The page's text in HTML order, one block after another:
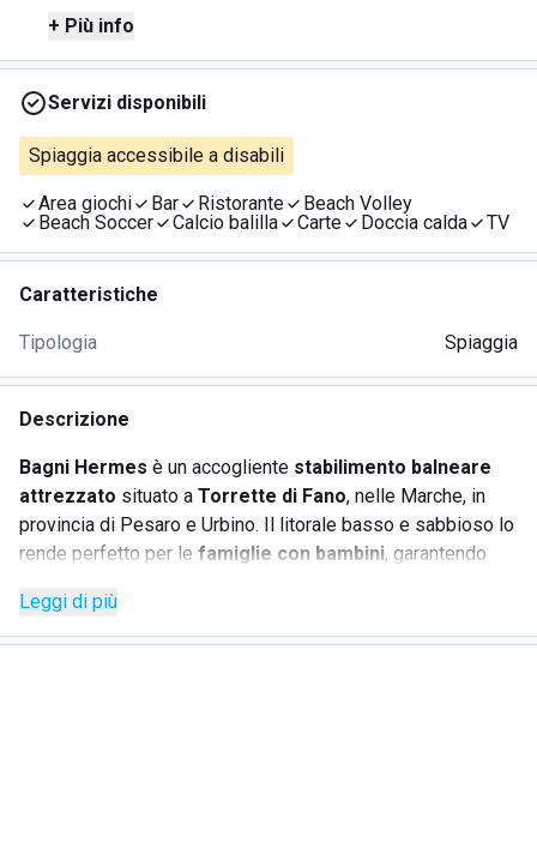
+ Più info
Servizi disponibili
Spiaggia accessibile a disabili
Area giochi Bar Ristorante
Beach Volley
Beach Soccer
Calcio balilla Carte Doccia calda TV
Caratteristiche
Tipologia Spiaggia
Descrizione
Bagni Hermes è un accogliente stabilimento balneare
attrezzato situato a Torrette di Fano, nelle Marche, in
provincia di Pesaro e Urbino. Il litorale basso e sabbioso lo
rende perfetto per le famiglie con bambini, garantendo
adatta anche a coppie e gruppi che cercano relax e servizi
comodi.
Leggi di più